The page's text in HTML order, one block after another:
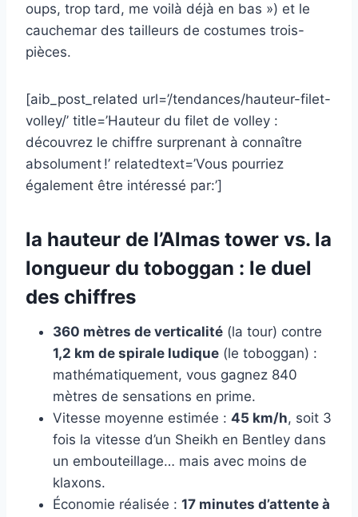
oups, trop tard, me voilà déjà en bas ») et le
cauchemar des tailleurs de costumes trois-
pièces.
[aib_post_related url=’/tendances/hauteur-filet-
volley/’ title=’Hauteur du filet de volley :
découvrez le chiffre surprenant à connaître
absolument !’ relatedtext=’Vous pourriez
également être intéressé par:’]
la hauteur de l’Almas tower vs. la
longueur du toboggan : le duel
des chiffres
360 mètres de verticalité (la tour) contre
1,2 km de spirale ludique (le toboggan) :
mathématiquement, vous gagnez 840
mètres de sensations en prime.
Vitesse moyenne estimée : 45 km/h, soit 3
fois la vitesse d’un Sheikh en Bentley dans
un embouteillage… mais avec moins de
klaxons.
Économie réalisée : 17 minutes d’attente à